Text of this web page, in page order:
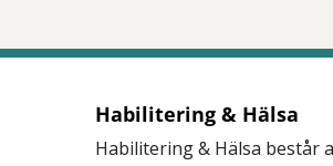
Habilitering & Hälsa
Habilitering & Hälsa består